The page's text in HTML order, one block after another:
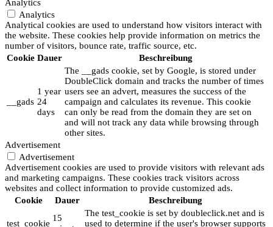
Analytics
Analytics
Analytical cookies are used to understand how visitors interact with
the website. These cookies help provide information on metrics the
number of visitors, bounce rate, traffic source, etc.
Cookie Dauer Beschreibung
__gads
1 year
24
days
The __gads cookie, set by Google, is stored under
DoubleClick domain and tracks the number of times
users see an advert, measures the success of the
campaign and calculates its revenue. This cookie
can only be read from the domain they are set on
and will not track any data while browsing through
other sites.
Advertisement
Advertisement
Advertisement cookies are used to provide visitors with relevant ads
and marketing campaigns. These cookies track visitors across
websites and collect information to provide customized ads.
Cookie
Dauer Beschreibung
test_cookie
15
The test_cookie is set by doubleclick.net and is
used to determine if the user's browser supports